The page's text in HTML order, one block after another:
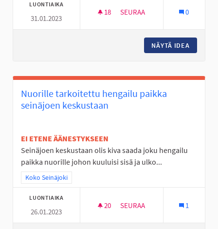
LUONTIAIKA
31.01.2023
18 18 SEURAAJAA
SEURAA 0
NÄYTÄ IDEA
Nuorille tarkoitettu hengailu paikka
seinäjoen keskustaan
EI ETENE ÄÄNESTYKSEEN
Seinäjoen keskustaan olis kiva saada joku hengailu
paikka nuorille johon kuuluisi sisä ja ulko...
Rajaa tulokset teeman mukaan: Koko Seinäjoki
Koko Seinäjoki
LUONTIAIKA
26.01.2023
20 20 SEURAAJAA
SEURAA 1